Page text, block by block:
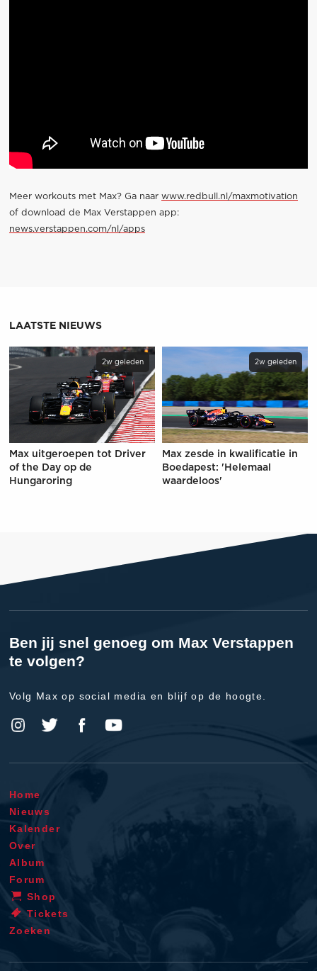
Meer workouts met Max? Ga naar www.redbull.nl/maxmotivation
of download de Max Verstappen app:
news.verstappen.com/nl/apps
LAATSTE NIEUWS
2w geleden
Max uitgeroepen tot Driver
of the Day op de
Hungaroring
2w geleden
Max zesde in kwalificatie in
Boedapest: 'Helemaal
waardeloos'
Ben jij snel genoeg om Max Verstappen
te volgen?
Volg Max op social media en blijf op de hoogte.
Home
Nieuws
Kalender
Over
Album
Forum
Shop
Tickets
Zoeken